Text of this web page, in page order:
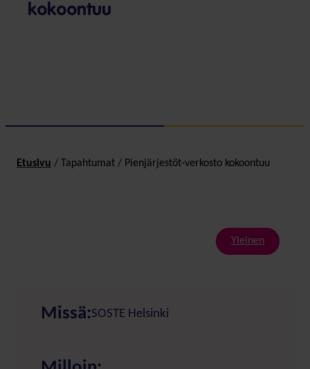
kokoontuu
Etusivu / Tapahtumat / Pienjärjestöt-verkosto kokoontuu
Yleinen
Missä:SOSTE Helsinki